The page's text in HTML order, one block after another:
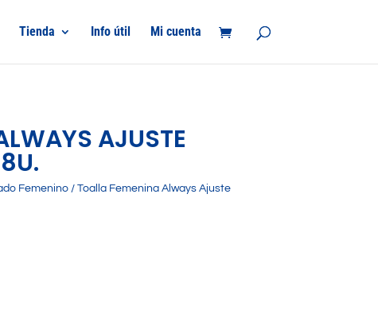
Tienda Info útil Mi cuenta
AJUSTE
Femenino / Toalla Femenina Always Ajuste